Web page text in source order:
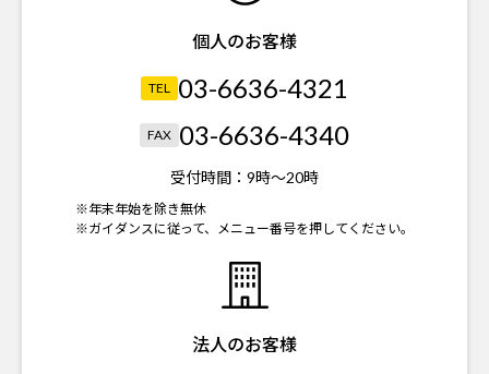
個人のお客様
TEL 03-6636-4321
FAX 03-6636-4340
受付時間： 9時～20時
※年末年始を除き無休
※ガイダンスに従って、メニュー番号を押してください。
法人のお客様